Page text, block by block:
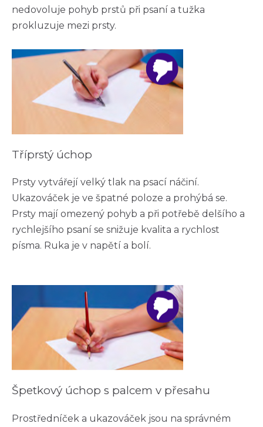
nedovoluje pohyb prstů při psaní a tužka
prokluzuje mezi prsty.
Tříprstý úchop
Prsty vytvářejí velký tlak na psací náčiní.
Ukazováček je ve špatné poloze a prohýbá se.
Prsty mají omezený pohyb a při potřebě delšího a
rychlejšího psaní se snižuje kvalita a rychlost
písma. Ruka je v napětí a bolí.
Špetkový úchop s palcem v přesahu
Prostředníček a ukazováček jsou na správném